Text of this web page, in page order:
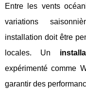
Entre les vents
variations
installation doit être
locales. Un
expérimenté comme
garantir des